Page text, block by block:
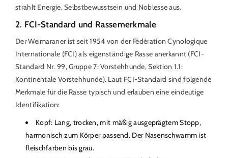
strahlt Energie, Selbstbewusstsein und Noblesse aus.
2. FCI-Standard und Rassemerkmale
Der Weimaraner ist seit 1954 von der Fédération Cynologique
Internationale (FCI) als eigenständige Rasse anerkannt (FCI-
Standard Nr. 99, Gruppe 7: Vorstehhunde, Sektion 1.1:
Kontinentale Vorstehhunde). Laut FCI-Standard sind folgende
Merkmale für die Rasse typisch und erlauben eine eindeutige
Identifikation:
Kopf: Lang, trocken, mit mäßig ausgeprägtem Stopp,
harmonisch zum Körper passend. Der Nasenschwamm ist
fleischfarben bis grau.